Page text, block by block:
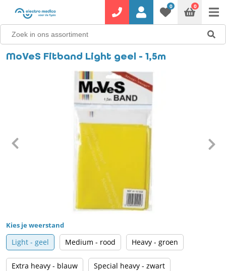
0 0
MoVeS Fitband Light geel - 1,5m
Kies je weerstand
Light - geel Medium - rood Heavy - groen
Extra heavy - blauw Special heavy - zwart